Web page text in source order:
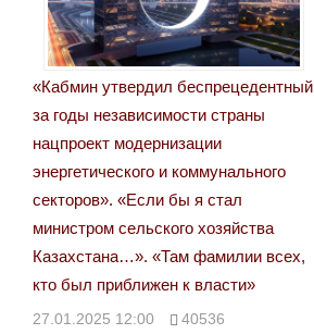
«Кабмин утвердил беспрецедентный
за годы независимости страны
нацпроект модернизации
энергетического и коммунального
секторов». «Если бы я стал
министром сельского хозяйства
Казахстана…». «Там фамилии всех,
кто был приближен к власти»
27.01.2025 12:00 40536